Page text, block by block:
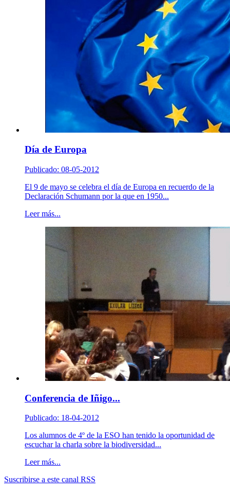
Día de Europa
Publicado: 08-05-2012
El 9 de mayo se celebra el día de Europa en recuerdo de la
Declaración Schumann por la que en 1950...
Leer más...
Conferencia de Iñigo...
Publicado: 18-04-2012
Los alumnos de 4º de la ESO han tenido la oportunidad de
escuchar la charla sobre la biodiversidad...
Leer más...
Suscribirse a este canal RSS